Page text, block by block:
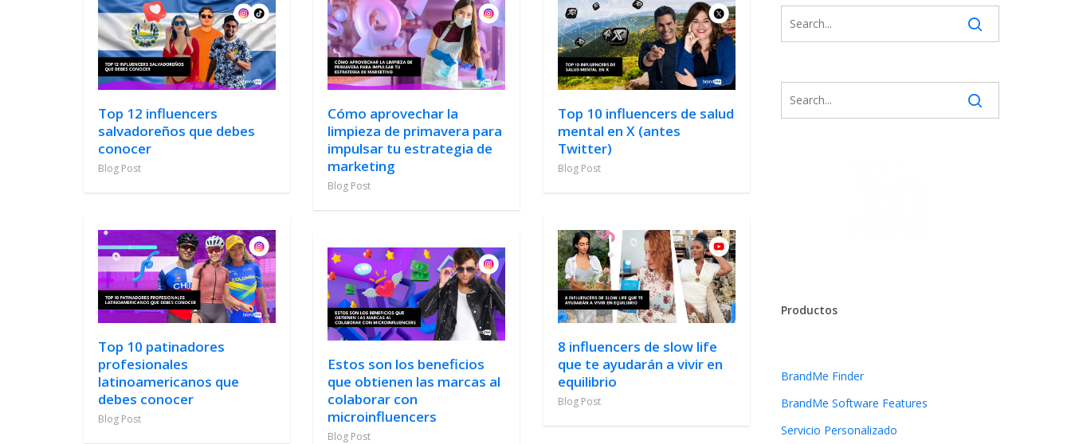
Top 12 influencers
salvadoreños que debes
conocer
Blog Post
Cómo aprovechar la
limpieza de primavera para
impulsar tu estrategia de
marketing
Blog Post
Top 10 influencers de salud
mental en X (antes
Twitter)
Blog Post
Top 10 patinadores
profesionales
latinoamericanos que
debes conocer
Blog Post
8 influencers de slow life
que te ayudarán a vivir en
equilibrio
Blog Post
Estos son los beneficios
que obtienen las marcas al
colaborar con
microinfluencers
Blog Post
Productos
BrandMe Finder
BrandMe Software Features
Servicio Personalizado